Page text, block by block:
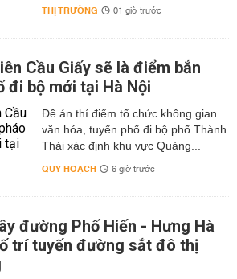
THỊ TRƯỜNG 01 giờ trước
Cầu Giấy sẽ là điểm bắn
đi bộ mới tại Hà Nội
Đề án thí điểm tổ chức không gian
văn hóa, tuyến phố đi bộ phố Thành
Thái xác định khu vực Quảng...
QUY HOẠCH 6 giờ trước
đường Phố Hiến - Hưng Hà
trí tuyến đường sắt đô thị